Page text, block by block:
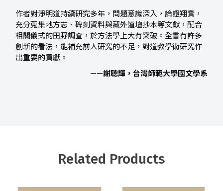
作者對淨明道持續研究多年，問題意識深入，論證翔實，
充分蒐集地方志、碑刻資料與藏外道壇抄本等文獻，配合
相關儀式的田野調查，於方法學上大有突破。全書有許多
創新的看法，能補充前人研究的不足，對道教學術研究作
出重要的貢獻。
——謝聰輝，台灣師範大學國文學系
Related Products